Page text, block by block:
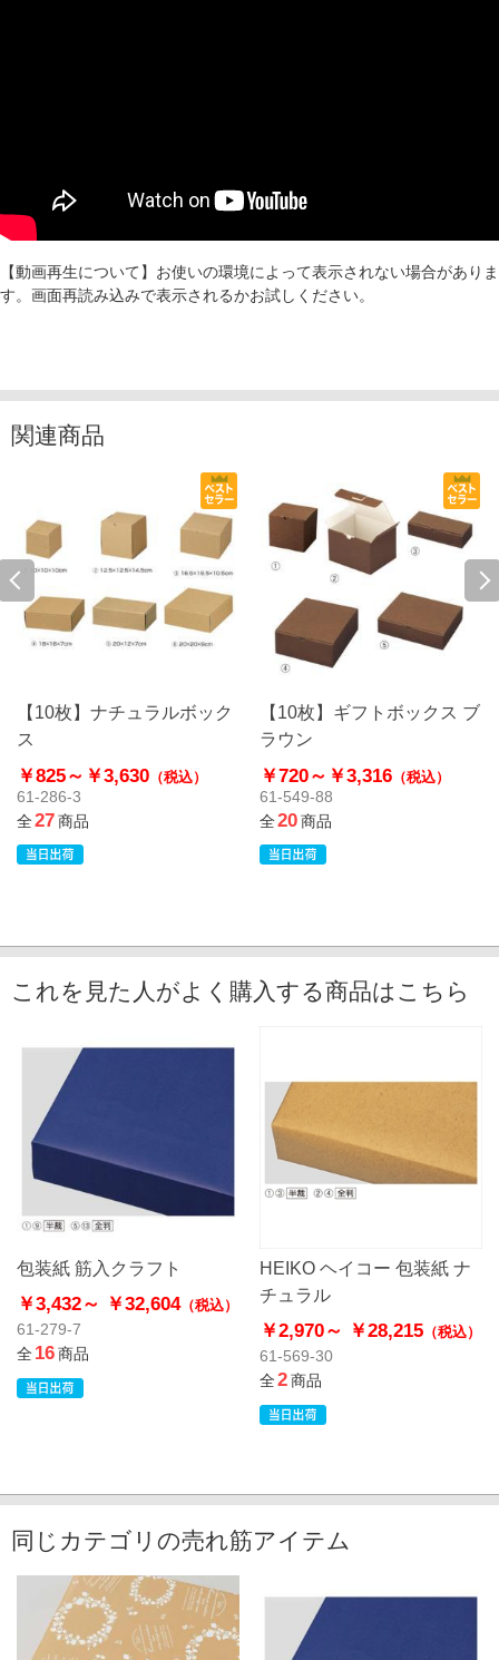
【動画再生について】お使いの環境によって表示されない場合がありま
す。画面再読み込みで表示されるかお試しください。
関連商品
【10枚】ナチュラルボック
ス
￥825～ ￥3,630 （税込）
61-286-3
全27商品
【10枚】ギフトボックス ブ
ラウン
￥720～ ￥3,316 （税込）
61-549-88
全20商品
これを見た人がよく購入する商品はこちら
包装紙 筋入クラフト
￥3,432～ ￥32,604（税込）
61-279-7
全16商品
HEIKO ヘイコー 包装紙 ナ
チュラル
￥2,970～ ￥28,215（税込）
61-569-30
全2商品
同じカテゴリの売れ筋アイテム